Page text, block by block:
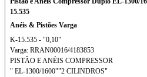
15.535
Anéis & Pistões Varga
K-15.535 - "0,10"
Varga: RRAN00016/4183853
PISTÃO E ANÉIS COMPRESSOR
" EL-1300/1600""2 CILINDROS"